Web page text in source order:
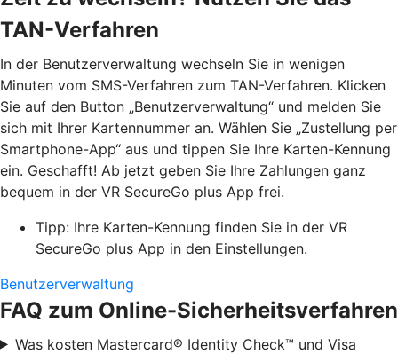
TAN-Verfahren
In der Benutzerverwaltung wechseln Sie in wenigen
Minuten vom SMS-Verfahren zum TAN-Verfahren. Klicken
Sie auf den Button „Benutzerverwaltung“ und melden Sie
sich mit Ihrer Kartennummer an. Wählen Sie „Zustellung per
Smartphone-App“ aus und tippen Sie Ihre Karten-Kennung
ein. Geschafft! Ab jetzt geben Sie Ihre Zahlungen ganz
bequem in der VR SecureGo plus App frei.
Tipp: Ihre Karten-Kennung finden Sie in der VR
SecureGo plus App in den Einstellungen.
Benutzerverwaltung
FAQ zum Online-Sicherheitsverfahren
Was kosten Mastercard® Identity Check™ und Visa